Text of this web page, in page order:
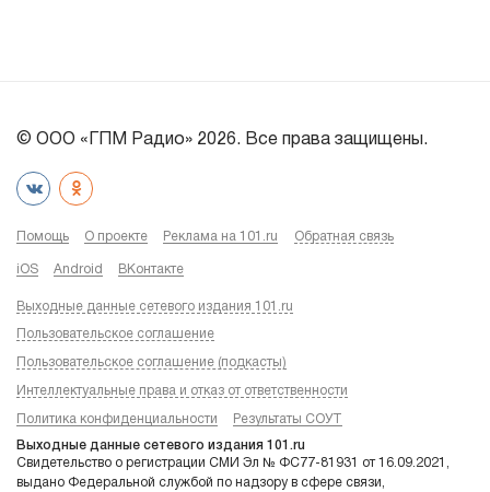
© ООО «ГПМ Радио» 2026. Все права защищены.
Помощь О проекте Реклама на 101.ru Обратная связь
iOS Android ВКонтакте
Выходные данные сетевого издания 101.ru
Пользовательское соглашение
Пользовательское соглашение (подкасты)
Интеллектуальные права и отказ от ответственности
Политика конфиденциальности Результаты СОУТ
Выходные данные сетевого издания 101.ru
Свидетельство о регистрации СМИ Эл № ФС77-81931 от 16.09.2021,
выдано Федеральной службой по надзору в сфере связи,